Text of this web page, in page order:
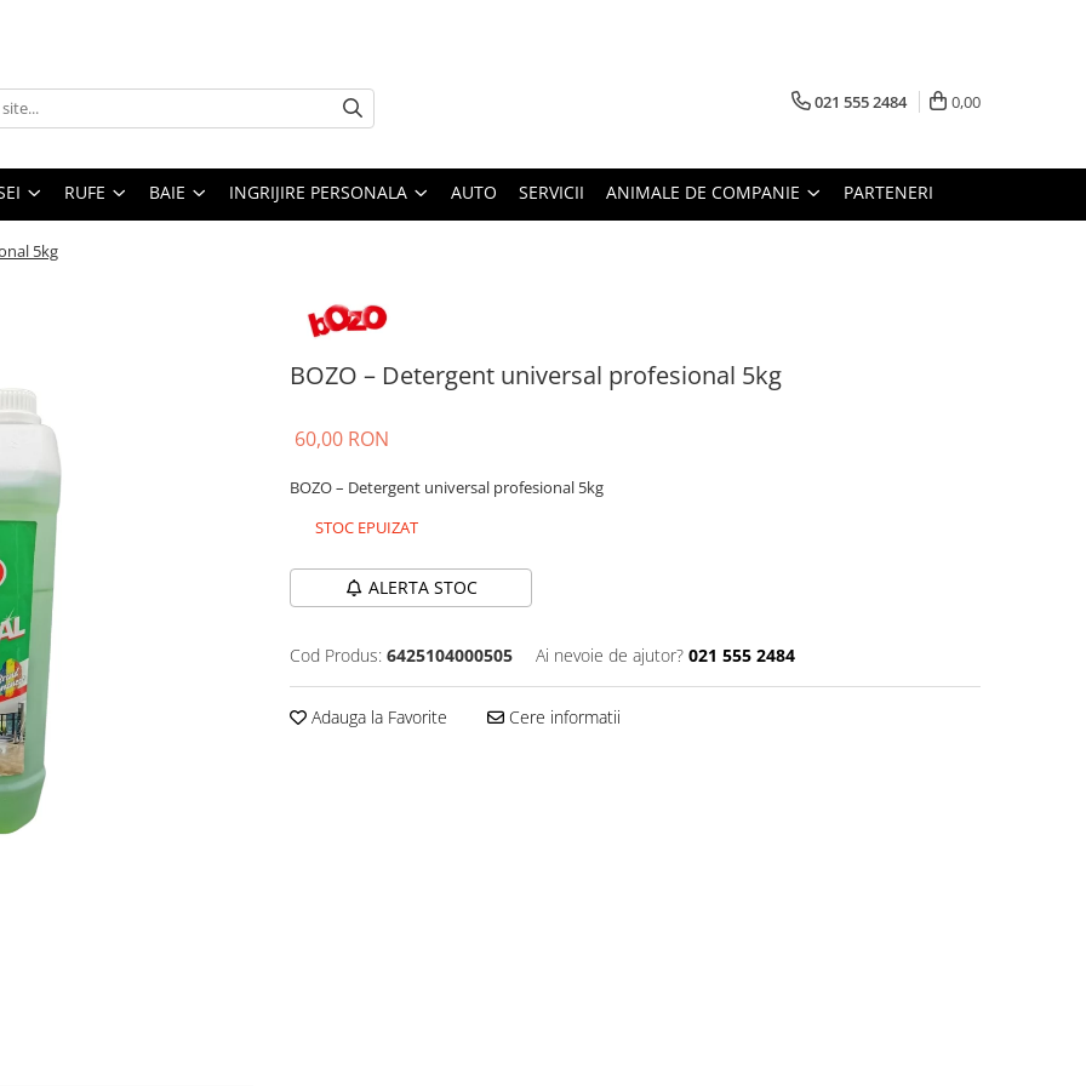
021 555 2484 0,00
RUFE BAIE INGRIJIRE PERSONALA AUTO SERVICII ANIMALE DE COMPANIE PARTENERI
5kg
BOZO – Detergent universal profesional 5kg
60,00 RON
BOZO – Detergent universal profesional 5kg
STOC EPUIZAT
ALERTA STOC
Cod Produs: 6425104000505 Ai nevoie de ajutor? 021 555 2484
Adauga la Favorite Cere informatii